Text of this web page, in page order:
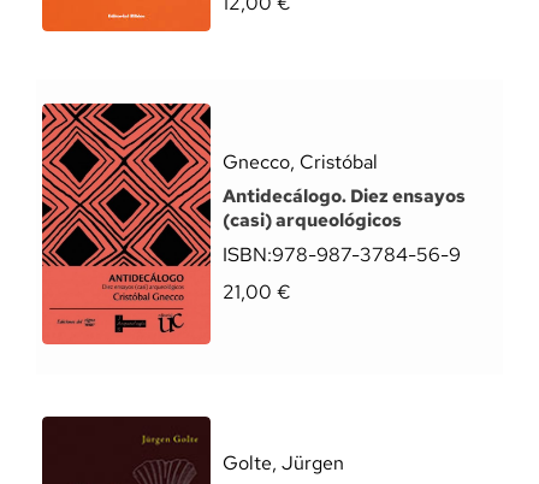
Gnecco, Cristóbal
Antidecálogo. Diez ensayos
(casi) arqueológicos
ISBN:978-987-3784-56-9
21,00 €
Golte, Jürgen